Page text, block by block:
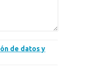
de datos y